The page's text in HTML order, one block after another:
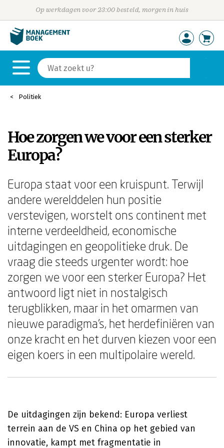
Op werkdagen voor 23:00 besteld, morgen in huis
Politiek
Hoe zorgen we voor een sterker
Europa?
Europa staat voor een kruispunt. Terwijl
andere werelddelen hun positie
verstevigen, worstelt ons continent met
interne verdeeldheid, economische
uitdagingen en geopolitieke druk. De
vraag die steeds urgenter wordt: hoe
zorgen we voor een sterker Europa? Het
antwoord ligt niet in nostalgisch
terugblikken, maar in het omarmen van
nieuwe paradigma's, het herdefiniëren van
onze kracht en het durven kiezen voor een
eigen koers in een multipolaire wereld.
De uitdagingen zijn bekend: Europa verliest
terrein aan de VS en China op het gebied van
innovatie, kampt met fragmentatie in